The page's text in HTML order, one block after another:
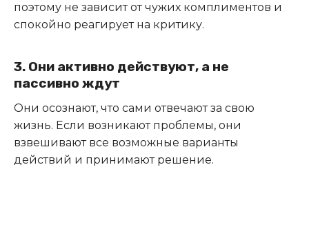
поэтому не зависит от чужих комплиментов и
спокойно реагирует на критику.
3. Они активно действуют, а не
пассивно ждут
Они осознают, что сами отвечают за свою
жизнь. Если возникают проблемы, они
взвешивают все возможные варианты
действий и принимают решение.